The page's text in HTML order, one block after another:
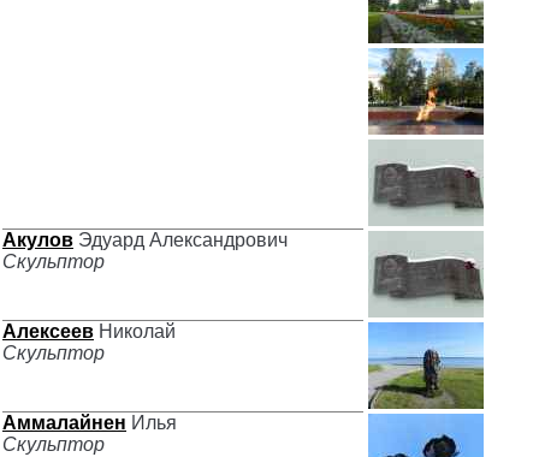
Акулов Эдуард Александрович
Скульптор
Алексеев Николай
Скульптор
Аммалайнен Илья
Скульптор